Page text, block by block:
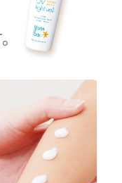
もちろん
ブルーラ